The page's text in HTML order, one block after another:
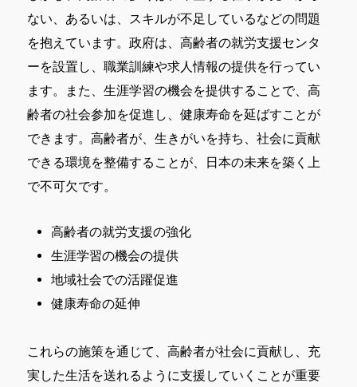
ない、あるいは、スキルが不足しているなどの問題
を抱えています。政府は、高齢者の就労支援センタ
ーを設置し、職業訓練や求人情報の提供を行ってい
ます。また、生涯学習の機会を提供することで、高
齢者の社会参加を促進し、健康寿命を延ばすことが
できます。高齢者が、生きがいを持ち、社会に貢献
できる環境を整備することが、日本の未来を築く上
で不可欠です。
高齢者の就労支援の強化
生涯学習の機会の提供
地域社会での活躍促進
健康寿命の延伸
これらの施策を通じて、高齢者が社会に貢献し、充
実した生活を送れるように支援していくことが重要